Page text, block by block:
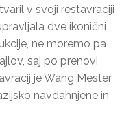
v svoji restavraciji
dve ikonični
ne moremo pa
saj po prenovi
je Wang Mester
navdahnjene in